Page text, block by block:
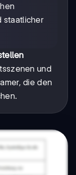
staatlicher
und
die den